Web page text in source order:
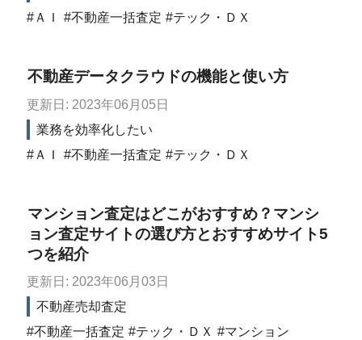
ＡＩ
不動産一括査定 テック・ＤＸ
不動産データクラウドの機能と使い方
更新日: 2023年06月05日
業務を効率化したい
ＡＩ
不動産一括査定 テック・ＤＸ
マンション査定はどこがおすすめ？マンシ
ョン査定サイトの選び方とおすすめサイト5
つを紹介
更新日: 2023年06月03日
不動産売却査定
不動産一括査定
テック・ＤＸ マンション